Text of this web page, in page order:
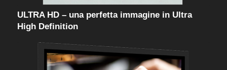
ULTRA HD – una perfetta immagine in Ultra
High Definition